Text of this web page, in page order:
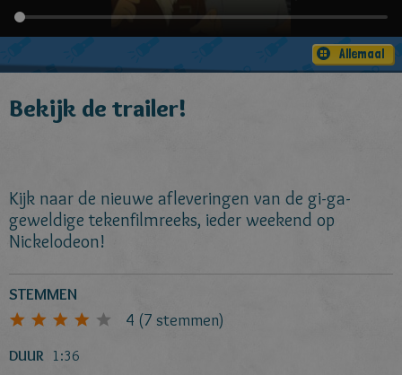
Allemaal
Bekijk de trailer!
Kijk naar de nieuwe afleveringen van de gi-ga-
geweldige tekenfilmreeks, ieder weekend op
Nickelodeon!
STEMMEN
4 (7 stemmen)
DUUR 1:36